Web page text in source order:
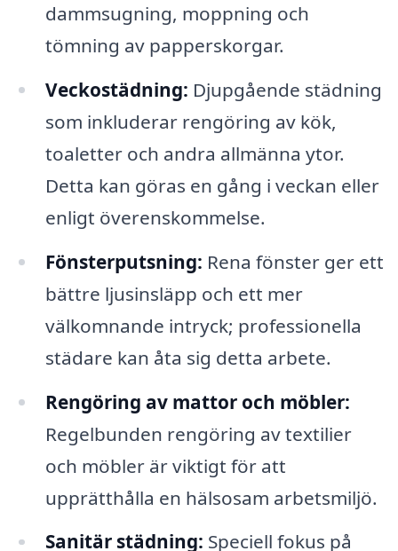
dammsugning, moppning och
tömning av papperskorgar.
Veckostädning: Djupgående städning
som inkluderar rengöring av kök,
toaletter och andra allmänna ytor.
Detta kan göras en gång i veckan eller
enligt överenskommelse.
Fönsterputsning: Rena fönster ger ett
bättre ljusinsläpp och ett mer
välkomnande intryck; professionella
städare kan åta sig detta arbete.
Rengöring av mattor och möbler:
Regelbunden rengöring av textilier
och möbler är viktigt för att
upprätthålla en hälsosam arbetsmiljö.
Sanitär städning: Speciell fokus på